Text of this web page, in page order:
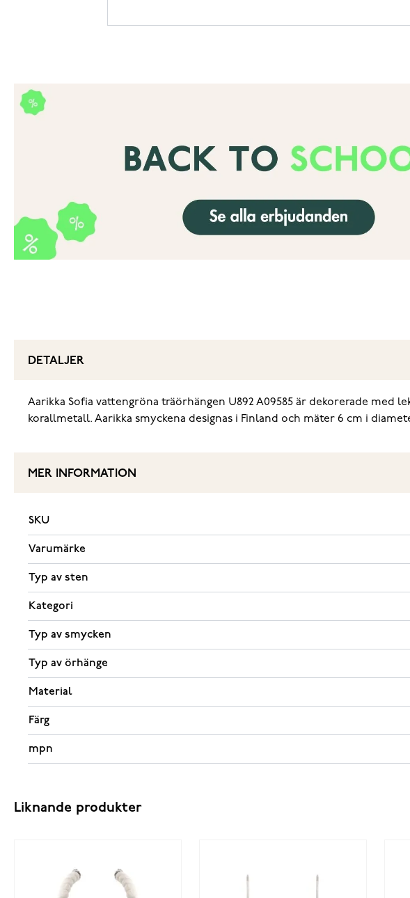
DETALJER
Aarikka Sofia vattengröna träörhängen U892 A09585 är dekorerade
korallmetall. Aarikka smyckena designas i Finland och mäter 6 cm i
MER INFORMATION
SKU
Varumärke
Typ av sten
Kategori
Typ av smycken
Typ av örhänge
Material
Färg
mpn
Liknande produkter